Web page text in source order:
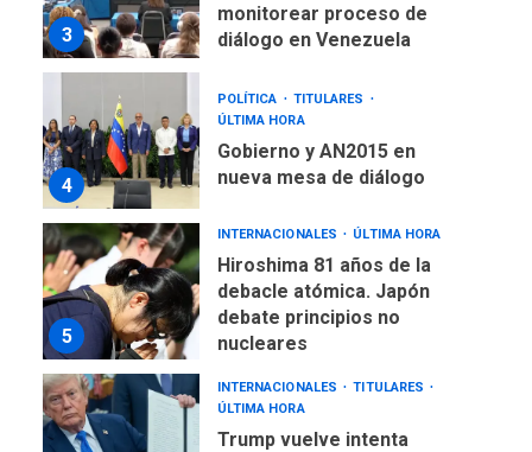
3
monitorear proceso de
diálogo en Venezuela
4
POLÍTICA
TITULARES
ÚLTIMA HORA
Gobierno y AN2015 en
nueva mesa de diálogo
5
INTERNACIONALES ÚLTIMA HORA
Hiroshima 81 años de la
debacle atómica. Japón
debate principios no
nucleares
INTERNACIONALES
TITULARES
ÚLTIMA HORA
Trump vuelve intenta